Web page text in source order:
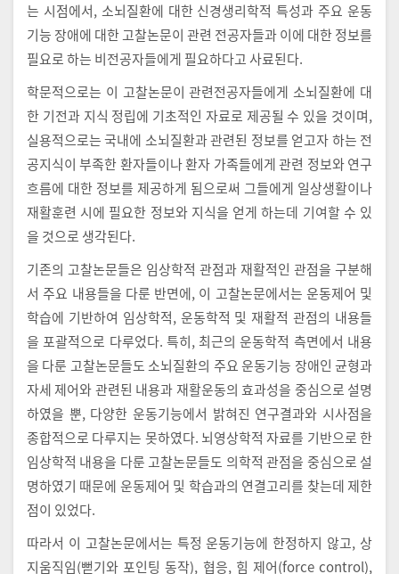
는 시점에서, 소뇌질환에 대한 신경생리학적 특성과 주요 운동
기능 장애에 대한 고찰논문이 관련 전공자들과 이에 대한 정보를
필요로 하는 비전공자들에게 필요하다고 사료된다.
학문적으로는 이 고찰논문이 관련전공자들에게 소뇌질환에 대
한 기전과 지식 정립에 기초적인 자료로 제공될 수 있을 것이며,
실용적으로는 국내에 소뇌질환과 관련된 정보를 얻고자 하는 전
공지식이 부족한 환자들이나 환자 가족들에게 관련 정보와 연구
흐름에 대한 정보를 제공하게 됨으로써 그들에게 일상생활이나
재활훈련 시에 필요한 정보와 지식을 얻게 하는데 기여할 수 있
을 것으로 생각된다.
기존의 고찰논문들은 임상학적 관점과 재활적인 관점을 구분해
서 주요 내용들을 다룬 반면에, 이 고찰논문에서는 운동제어 및
학습에 기반하여 임상학적, 운동학적 및 재활적 관점의 내용들
을 포괄적으로 다루었다. 특히, 최근의 운동학적 측면에서 내용
을 다룬 고찰논문들도 소뇌질환의 주요 운동기능 장애인 균형과
자세 제어와 관련된 내용과 재활운동의 효과성을 중심으로 설명
하였을 뿐, 다양한 운동기능에서 밝혀진 연구결과와 시사점을
종합적으로 다루지는 못하였다. 뇌영상학적 자료를 기반으로 한
임상학적 내용을 다룬 고찰논문들도 의학적 관점을 중심으로 설
명하였기 때문에 운동제어 및 학습과의 연결고리를 찾는데 제한
점이 있었다.
따라서 이 고찰논문에서는 특정 운동기능에 한정하지 않고, 상
지움직임(뻗기와 포인팅 동작), 협응, 힘 제어(force control),